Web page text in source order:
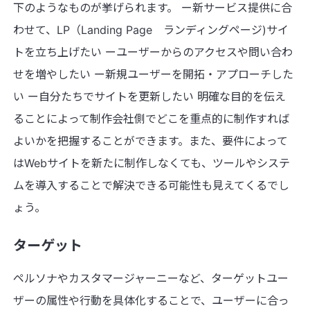
下のようなものが挙げられます。 ー新サービス提供に合
わせて、LP（Landing Page ランディングページ)サイ
トを立ち上げたい ーユーザーからのアクセスや問い合わ
せを増やしたい ー新規ユーザーを開拓・アプローチした
い ー自分たちでサイトを更新したい 明確な目的を伝え
ることによって制作会社側でどこを重点的に制作すれば
よいかを把握することができます。また、要件によって
はWebサイトを新たに制作しなくても、ツールやシステ
ムを導入することで解決できる可能性も見えてくるでし
ょう。
ターゲット
ペルソナやカスタマージャーニーなど、ターゲットユー
ザーの属性や行動を具体化することで、ユーザーに合っ